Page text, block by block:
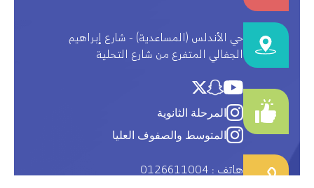
حي الأندلس (المساعدية) - شارع إبراهيم
الجفالي المتفرع من شارع التحلية
المرحلة الثانوية
المتوسط والصفوف العليا
هاتف : 0126611004